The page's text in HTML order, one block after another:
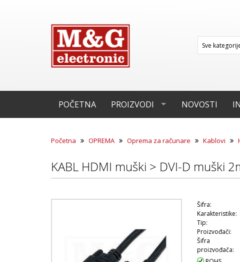
POČETNA PROIZVODI NOVOSTI
Početna OPREMA Oprema za računare Kablovi
KABL HDMI muški > DVI-D muški
Šifra:
Karakteristike:
Tip:
Proizvođači:
Šifra
proizvođača: